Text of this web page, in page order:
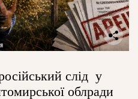
слід у
облради